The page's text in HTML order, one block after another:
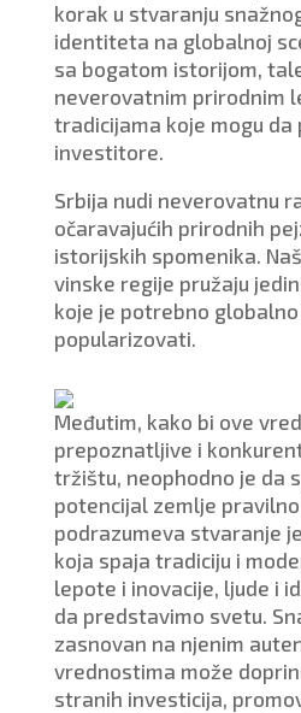
korak u stvaranju
identiteta na globalnoj
sa bogatom istorijom,
neverovatnim prirodnim
tradicijama koje mogu da
investitore.
Srbija nudi neverovatnu
očaravajućih prirodnih
istorijskih spomenika.
vinske regije pružaju
koje je potrebno
popularizovati.
Međutim, kako bi ove
prepoznatljive i
tržištu, neophodno je da
potencijal zemlje
podrazumeva stvaranje
koja spaja tradiciju i
lepote i inovacije, ljude i
da predstavimo svetu.
zasnovan na njenim
vrednostima može
stranih investicija,